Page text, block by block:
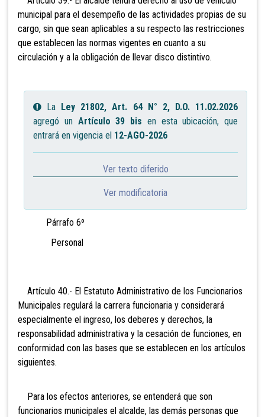
municipal para el desempeño de las actividades propias de su
cargo, sin que sean aplicables a su respecto las restricciones
que establecen las normas vigentes en cuanto a su
circulación y a la obligación de llevar disco distintivo.
La Ley 21802, Art. 64 N° 2, D.O. 11.02.2026
agregó un Artículo 39 bis en esta ubicación, que
entrará en vigencia el 12-AGO-2026
Ver texto diferido
Ver modificatoria
Párrafo 6º
Personal
Artículo 40.- El Estatuto Administrativo de los Funcionarios
Municipales regulará la carrera funcionaria y considerará
especialmente el ingreso, los deberes y derechos, la
responsabilidad administrativa y la cesación de funciones, en
conformidad con las bases que se establecen en los artículos
siguientes.
Para los efectos anteriores, se entenderá que son
funcionarios municipales el alcalde, las demás personas que